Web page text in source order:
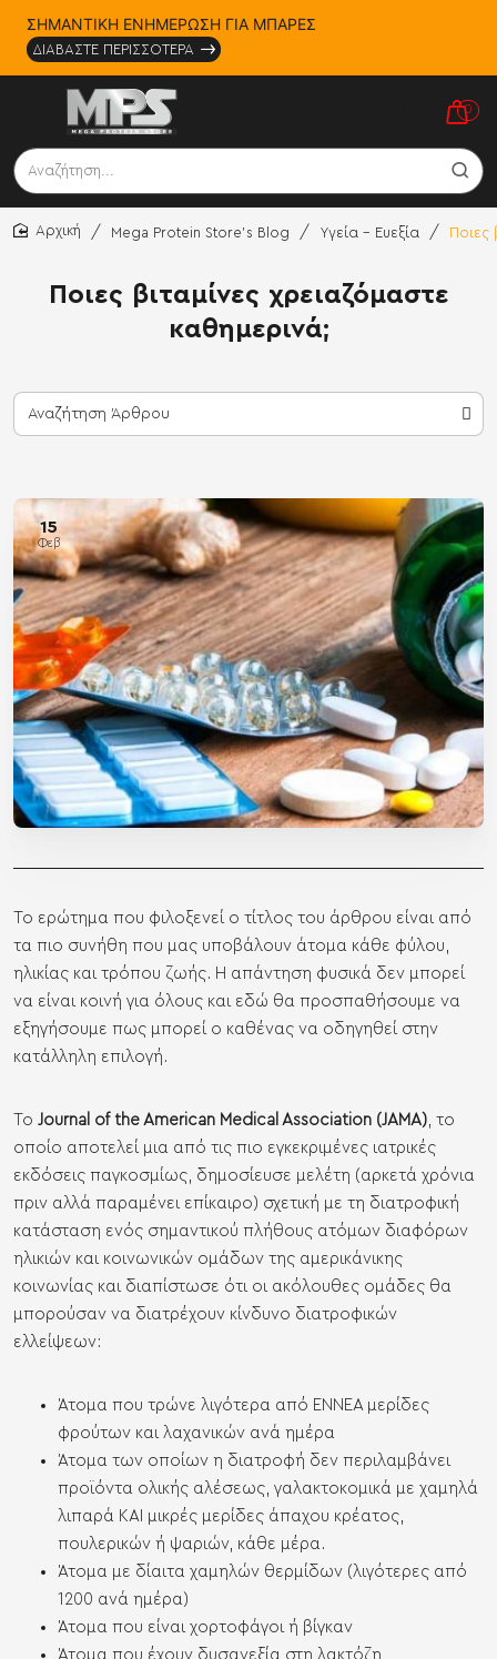
ΣΗΜΑΝΤΙΚΗ ΕΝΗΜΕΡΩΣΗ ΓΙΑ ΜΠΑΡΕΣ
ΔΙΑΒΑΣΤΕ ΠΕΡΙΣΣΟΤΕΡΑ
0
Αναζήτηση...
Ποιες βιταμίνες χρειαζόμαστε
καθημερινά;
Mega Protein Store's Blog Υγεία - Ευεξία Ποιες
15
Φεβ
Το ερώτημα που φιλοξενεί ο τίτλος του άρθρου είναι από
τα πιο συνήθη που μας υποβάλουν άτομα κάθε φύλου,
ηλικίας και τρόπου ζωής. Η απάντηση φυσικά δεν μπορεί
να είναι κοινή για όλους και εδώ θα προσπαθήσουμε να
εξηγήσουμε πως μπορεί ο καθένας να οδηγηθεί στην
κατάλληλη επιλογή.
Το Journal of the American Medical Association (JAMA) , το
οποίο αποτελεί μια από τις πιο εγκεκριμένες ιατρικές
εκδόσεις παγκοσμίως, δημοσίευσε μελέτη (αρκετά χρόνια
πριν αλλά παραμένει επίκαιρο) σχετική με τη διατροφική
κατάσταση ενός σημαντικού πλήθους ατόμων διαφόρων
ηλικιών και κοινωνικών ομάδων της αμερικάνικης
κοινωνίας και διαπίστωσε ότι οι ακόλουθες ομάδες θα
μπορούσαν να διατρέχουν κίνδυνο διατροφικών
ελλείψεων:
Άτομα που τρώνε λιγότερα από ΕΝΝΕΑ μερίδες
φρούτων και λαχανικών ανά ημέρα
Άτομα των οποίων η διατροφή δεν περιλαμβάνει
προϊόντα ολικής αλέσεως, γαλακτοκομικά με χαμηλά
λιπαρά ΚΑΙ μικρές μερίδες άπαχου κρέατος,
πουλερικών ή ψαριών, κάθε μέρα.
Άτομα με δίαιτα χαμηλών θερμίδων (λιγότερες από
1200 ανά ημέρα)
Άτομα που είναι χορτοφάγοι ή βίγκαν
Άτομα που έχουν δυσανεξία στη λακτόζη